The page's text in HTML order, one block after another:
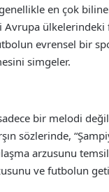
en çok
evrensel bir
simgeler.
bir melodi
sözlerinde,
arzusunu
ve futbolun